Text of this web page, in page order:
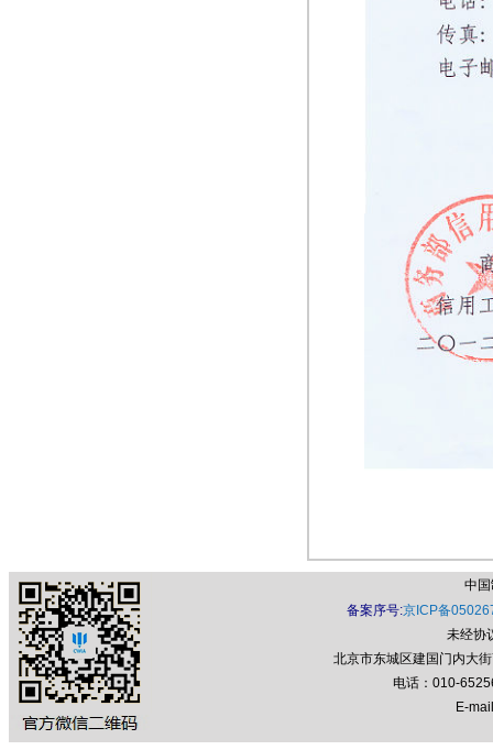
中
备案序号:京ICP备
未经协
北京市东城区建国门内大
电话：010-
E-